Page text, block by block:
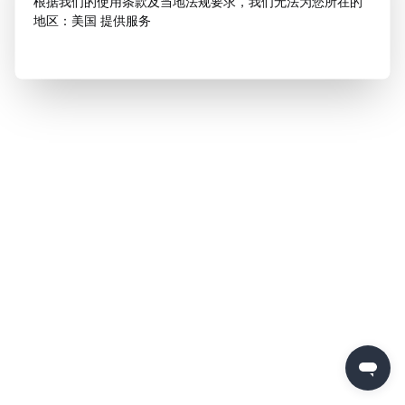
地区：美国 提供服务